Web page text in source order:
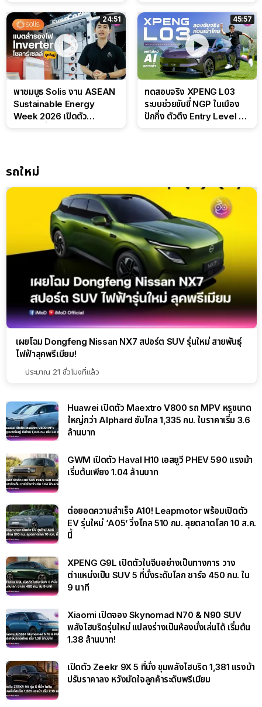
24:51
พาชมบูธ Solis งาน ASEAN
Sustainable Energy
Week 2026 เปิดตัว
45:57
ทดสอบจริง XPENG L03
ระบบช่วยขับขี่ NGP ในเมือง
ปักกิ่ง ตัวตึง Entry Level ที่
รถใหม่
เผยโฉม Dongfeng Nissan NX7 สปอร์ต SUV รุ่นใหม่ สายพันธุ์
ไฟฟ้าลุคพรีเมียม!
ประมาณ 21 ชั่วโมงที่แล้ว
Huawei เปิดตัว Maextro V800 รถ MPV หรูขนาด
ใหญ่กว่า Alphard ขับไกล 1,335 กม. ในราคาเริ่ม 3.6
ล้านบาท
GWM เปิดตัว Haval H10 เอสยูวี PHEV 590 แรงม้า
เริ่มต้นเพียง 1.04 ล้านบาท
ต่อยอดความสำเร็จ A10! Leapmotor พร้อมเปิดตัว
EV รุ่นใหม่ ‘A05’ วิ่งไกล 510 กม. ลุยตลาดโลก 10 ส.ค.
นี้
XPENG G9L เปิดตัวในจีนอย่างเป็นทางการ วาง
ตำแหน่งเป็น SUV 5 ที่นั่งระดับโลก ชาร์จ 450 กม. ใน
9 นาที
Xiaomi เปิดจอง Skynomad N70 & N90 SUV
พลังไฮบริดรุ่นใหม่ แปลงร่างเป็นห้องนั่งเล่นได้ เริ่มต้น
1.38 ล้านบาท!
เปิดตัว Zeekr 9X 5 ที่นั่ง ขุมพลังไฮบริด 1,381 แรงม้า
ปรับราคาลง หวังมัดใจลูกค้าระดับพรีเมียม